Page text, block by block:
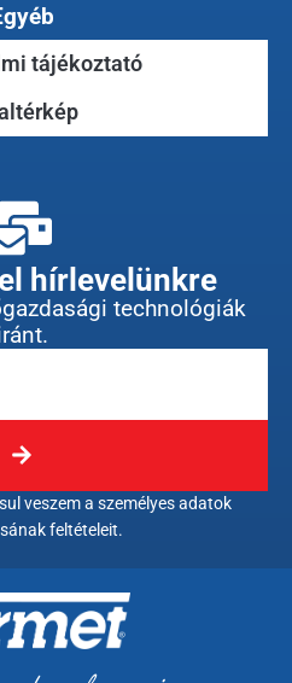
tájékoztató
hírlevelünkre
technológiák
veszem a személyes adatok
feltételeit.